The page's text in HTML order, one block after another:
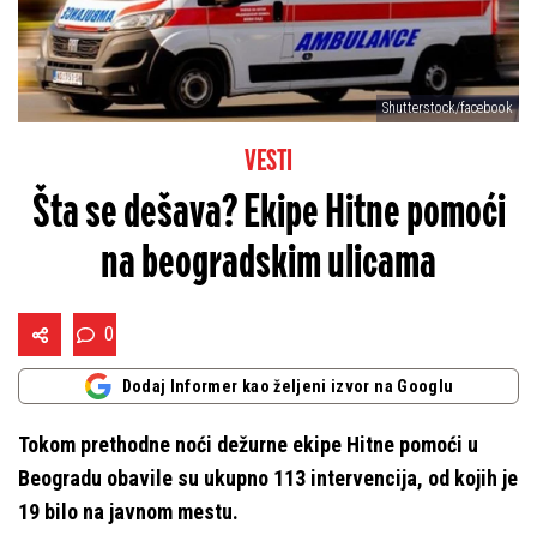
Shutterstock/facebook
VESTI
Šta se dešava? Ekipe Hitne pomoći
na beogradskim ulicama
0
Dodaj Informer kao željeni izvor na Googlu
Tokom prethodne noći dežurne ekipe Hitne pomoći u
Beogradu obavile su ukupno 113 intervencija, od kojih je
19 bilo na javnom mestu.